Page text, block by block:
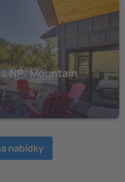
NP: Mountain
nabídky